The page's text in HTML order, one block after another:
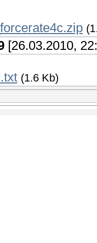
[26.03.2010,
(1.6 Kb)